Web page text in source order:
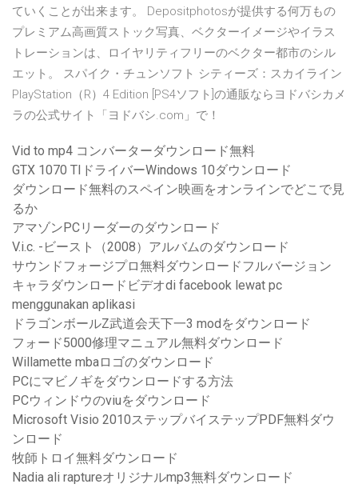
ていくことが出来ます。 Depositphotosが提供する何万もの
プレミアム高画質ストック写真、ベクターイメージやイラス
トレーションは、ロイヤリティフリーのベクター都市のシル
エット。 スパイク・チュンソフト シティーズ：スカイライン
PlayStation（R）4 Edition [PS4ソフト]の通販ならヨドバシカメ
ラの公式サイト「ヨドバシ.com」で！
Vid to mp4 コンバーターダウンロード無料
GTX 1070 TIドライバーWindows 10ダウンロード
ダウンロード無料のスペイン映画をオンラインでどこで見
るか
アマゾンPCリーダーのダウンロード
V.i.c. -ビースト（2008）アルバムのダウンロード
サウンドフォージプロ無料ダウンロードフルバージョン
キャラダウンロードビデオdi facebook lewat pc
menggunakan aplikasi
ドラゴンボールZ武道会天下一3 modをダウンロード
フォード5000修理マニュアル無料ダウンロード
Willamette mbaロゴのダウンロード
PCにマビノギをダウンロードする方法
PCウィンドウのviuをダウンロード
Microsoft Visio 2010ステップバイステップPDF無料ダウ
ンロード
牧師トロイ無料ダウンロード
Nadia ali raptureオリジナルmp3無料ダウンロード